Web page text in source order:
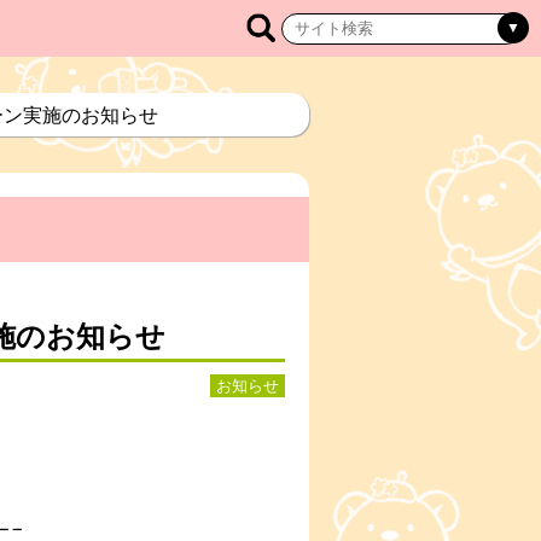
実施のお知らせ
のお知らせ
お知らせ